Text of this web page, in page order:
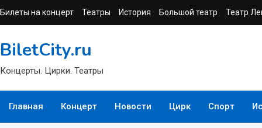
Перейти
к
Билеты на концерт Театры История Большой театр Театр
BiletCity.ru
Концерты. Цирки. Театры
Главная Концерт Новости Цирк Спорт